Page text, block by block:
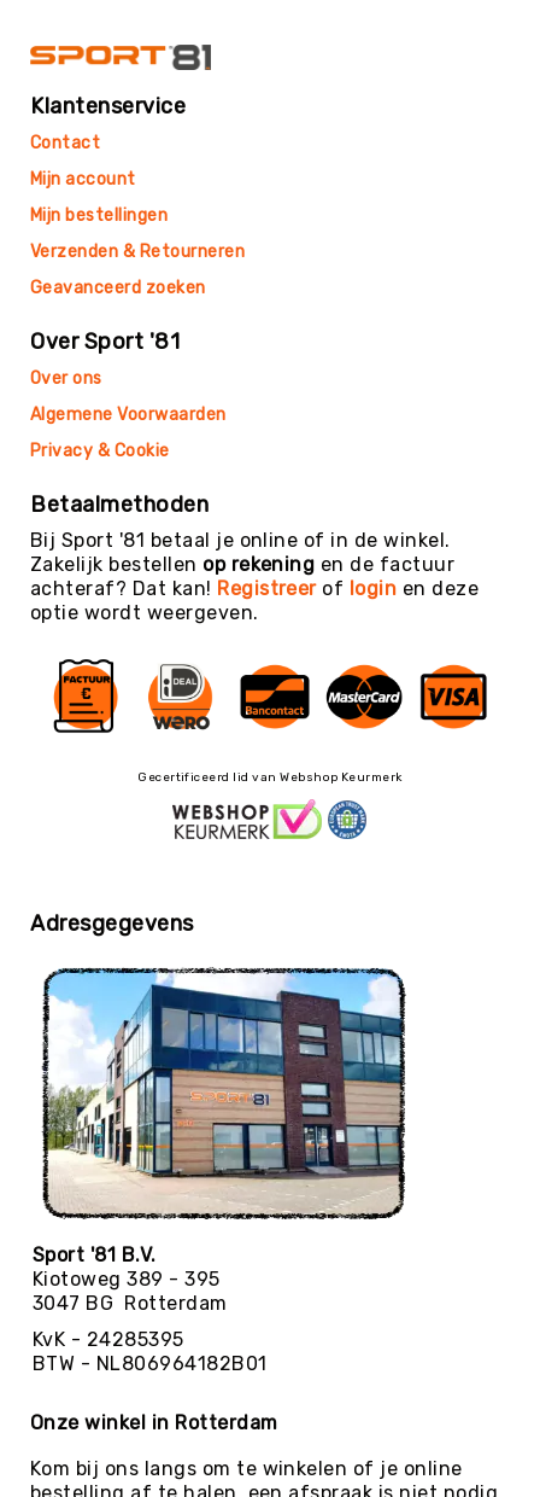
Sporten
Spikeball
Steppen
Tafeltennis
Tafelvoetbal
Tchoukbal
Teambuilding
Tennis
Trampolinespringen
Trefbal
Trendsporten
Turnen
/
Vechtsport
Zelfverdediging
Voetbal
Volleybal
Waterpolo
Meditatie
Yoga
Bolsters
Yoga
Accessoires
KinderYoga
Meditatiekussens
Yoga
Pakketten
reiniging
Zaalvoetbal
Zaalvoetballen
Zeskamp
BALLEN
Sportballen
American
Klantenservice
Contact
Mijn account
Mijn bestellingen
Verzenden & Retourneren
Geavanceerd zoeken
Over Sport '81
Over ons
Algemene Voorwaarden
Privacy & Cookie
Betaalmethoden
Bij Sport '81 betaal je online of in de winkel.
Zakelijk bestellen op rekening en de factuur
achteraf? Dat kan! Registreerof login en deze
optie wordt weergeven.
Gecertificeerd lid van Webshop Keurmerk
Adresgegevens
Sport '81 B.V.
Kiotoweg 389 - 395
3047 BG Rotterdam
KvK - 24285395
BTW - NL806964182B01
Onze winkel in Rotterdam
Kom bij ons langs om te winkelen of je online